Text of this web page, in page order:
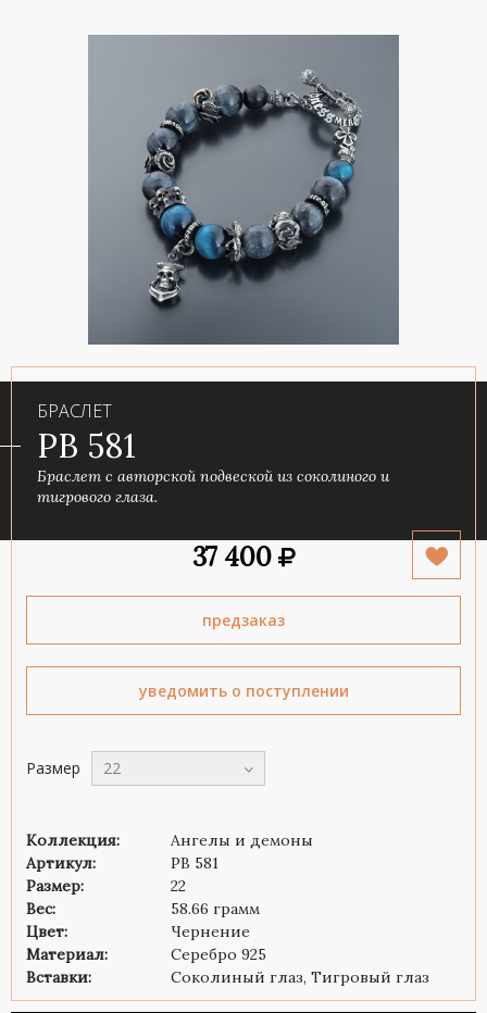
БРАСЛЕТ
PB 581
Браслет с авторской подвеской из соколиного и
тигрового глаза.
37 400
предзаказ
уведомить о поступлении
Размер 22
Коллекция:
Ангелы и демоны
Артикул:
PB 581
Размер:
22
Вес:
58.66 грамм
Цвет:
Чернение
Материал:
Серебро 925
Вставки:
Соколиный глаз, Тигровый глаз